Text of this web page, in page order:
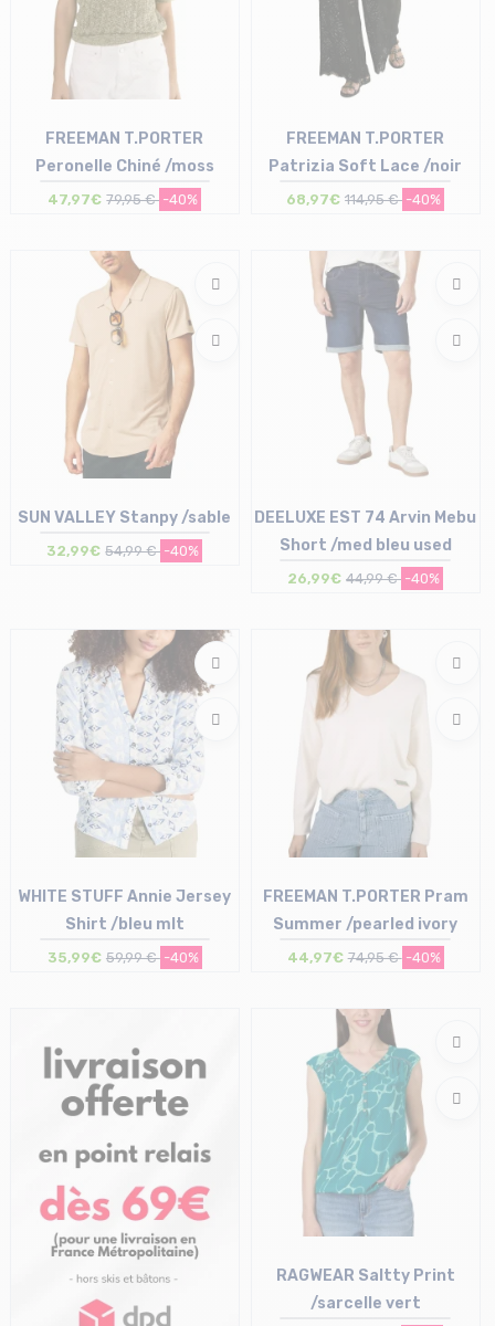
XS | S | M | L
FREEMAN T.PORTER
Peronelle Chiné /moss
47,97€ 79,95 € -40%
M
FREEMAN T.PORTER
Patrizia Soft Lace /noir
68,97€ 114,95 € -40%
SUN VALLEY Stanpy /sable
32,99€ 54,99 € -40%
32 | 33
DEELUXE EST 74 Arvin Mebu
Short /med bleu used
26,99€ 44,99 € -40%
WHITE STUFF Annie Jersey
Shirt /bleu mlt
35,99€ 59,99 € -40%
XS | S | M | L
FREEMAN T.PORTER Pram
Summer /pearled ivory
44,97€ 74,95 € -40%
RAGWEAR Saltty Print
/sarcelle vert